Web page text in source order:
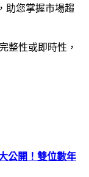
助您掌握市場趨
整性或即時性，
公開！雙位數年